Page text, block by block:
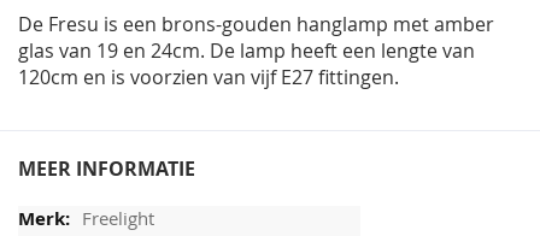
De Fresu is een brons-gouden hanglamp met amber
glas van 19 en 24cm. De lamp heeft een lengte van
120cm en is voorzien van vijf E27 fittingen.
MEER INFORMATIE
Freelight